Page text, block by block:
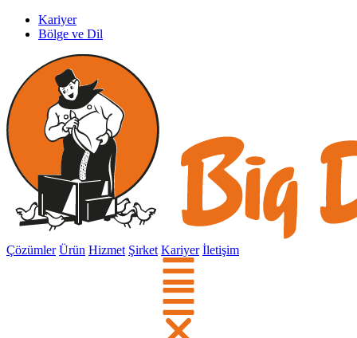
Kariyer
Bölge ve Dil
Çözümler Ürün Hizmet Şirket Kariyer İletişim